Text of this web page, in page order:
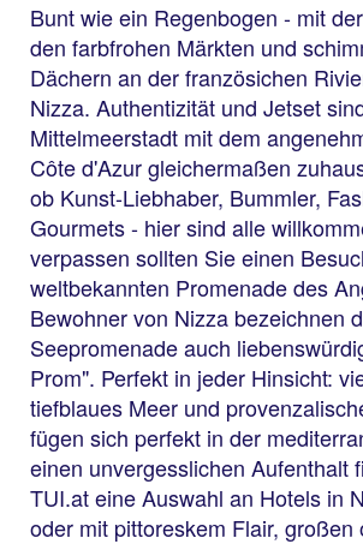
Bunt wie ein Regenbogen - mit
den farbfrohen Märkten und
Dächern an der französichen
Nizza. Authentizität und Jetset
Mittelmeerstadt mit dem
Côte d'Azur gleichermaßen
ob Kunst-Liebhaber, Bummler,
Gourmets - hier sind alle
verpassen sollten Sie einen
weltbekannten Promenade des
Bewohner von Nizza bezeichnen
Seepromenade auch
Prom". Perfekt in jeder Hinsicht:
tiefblaues Meer und
fügen sich perfekt in der
einen unvergesslichen Aufenthalt
TUI.at eine Auswahl an Hotels in
oder mit pittoreskem Flair, großen